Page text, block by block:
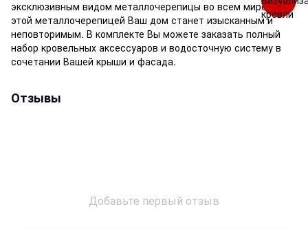
эксклюзивным видом металлочерепицы во всем мире. С
этой металлочерепицей Ваш дом станет изысканным и
неповторимым. В комплекте Вы можете заказать полный
набор кровельных аксессуаров и водосточную систему в
сочетании Вашей крыши и фасада.
Отзывы
Добавьте первый отзыв